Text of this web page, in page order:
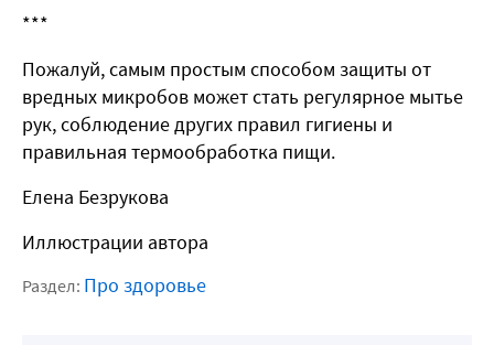
***
Пожалуй, самым простым способом защиты от
вредных микробов может стать регулярное мытье
рук, соблюдение других правил гигиены и
правильная термообработка пищи.
Елена Безрукова
Иллюстрации автора
Раздел: Про здоровье